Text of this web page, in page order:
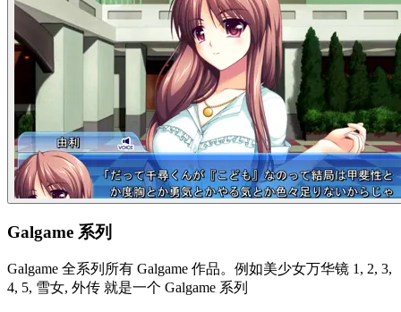
Galgame 系列
Galgame 全系列所有 Galgame 作品。例如美少女万华镜 1, 2, 3,
4, 5, 雪女, 外传 就是一个 Galgame 系列